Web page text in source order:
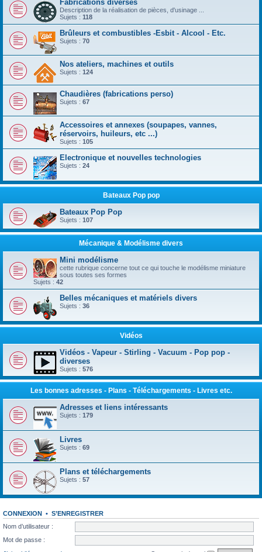
Fabrications diverses
Description de la réalisation de pièces, d'usinage ...
Sujets : 118
Brûleurs et combustibles -Esbit - Alcool - Etc.
Sujets : 70
Nos ateliers, machines et outils
Sujets : 124
Chaudières (fabrications perso)
Sujets : 67
Accessoires et annexes (soupapes, vannes,
réservoirs, huileurs, etc ...)
Sujets : 105
Electronique et nouvelles technologies
Sujets : 24
Bateaux Pop pop
Bateaux Pop Pop
Sujets : 107
Mécanique & Modélisme divers
Mini modélisme
cette rubrique concerne tout ce qui touche le modélisme miniature
sous toutes ses formes
Sujets : 42
Belles mécaniques et matériels divers
Sujets : 36
Vidéos
Vidéos - Vapeur - Stirling - Vacuum - Pop pop -
diverses
Sujets : 576
Les bonnes adresses - Plans - Téléchargements - Livres etc.
Adresses et liens intéressants
Sujets : 179
Livres
Sujets : 69
Plans et téléchargements
Sujets : 57
CONNEXION • S’ENREGISTRER
Nom d’utilisateur :
Mot de passe :